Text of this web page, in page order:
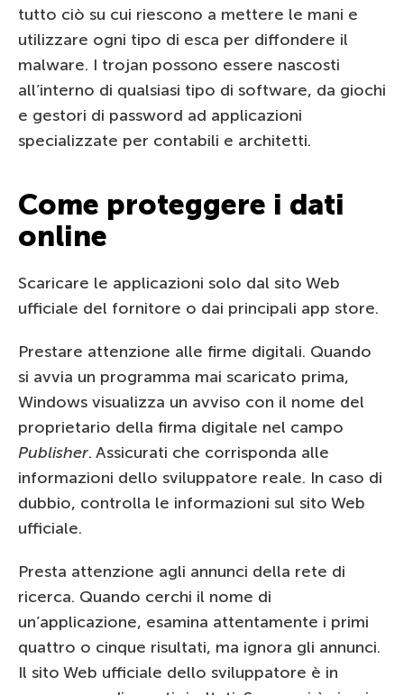
tutto ciò su cui riescono a mettere le mani e
utilizzare ogni tipo di esca per diffondere il
malware. I trojan possono essere nascosti
all’interno di qualsiasi tipo di software, da giochi
e gestori di password ad applicazioni
specializzate per contabili e architetti.
Come proteggere i dati
online
Scaricare le applicazioni solo dal sito Web
ufficiale del fornitore o dai principali app store.
Prestare attenzione alle firme digitali. Quando
si avvia un programma mai scaricato prima,
Windows visualizza un avviso con il nome del
proprietario della firma digitale nel campo
Publisher. Assicurati che corrisponda alle
informazioni dello sviluppatore reale. In caso di
dubbio, controlla le informazioni sul sito Web
ufficiale.
Presta attenzione agli annunci della rete di
ricerca. Quando cerchi il nome di
un’applicazione, esamina attentamente i primi
quattro o cinque risultati, ma ignora gli annunci.
Il sito Web ufficiale dello sviluppatore è in